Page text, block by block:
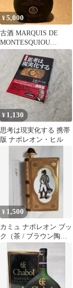
¥5,000
古酒 MARQUIS DE
MONTESQUIOU
NAPOLEON
¥ 1,130
思考は現実化する 携帯
版 ナポレオン・ヒル
¥ 1,500
カミュ ナポレオン ブッ
ク（茶 / ブラウン陶器